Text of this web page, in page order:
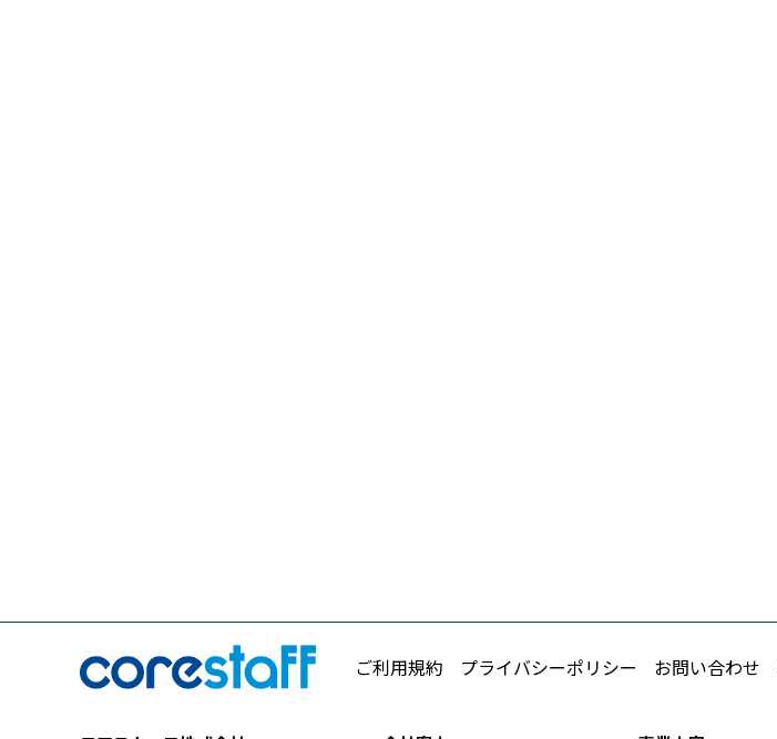
ご利用規約 プライバシーポリシー お問い合わせ